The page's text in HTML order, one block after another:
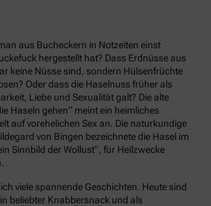
aus Bucheckern in Notzeiten einst
hergestellt hat? Dass Erdnüsse aus
keine Nüsse sind, sondern Hülsenfrüchte
Oder dass die Haselnuss früher als
Liebe und Sexualität galt? Die alte
Haseln gehen“ meint ein heimliches
auf vorehelichen Sex an. Die naturkundige
von Bingen bezeichnete die Hasel im
Sinnbild der Wollust“, für Heilzwecke
viele spannende Geschichten. Heute sind
beliebter Knabbersnack und als